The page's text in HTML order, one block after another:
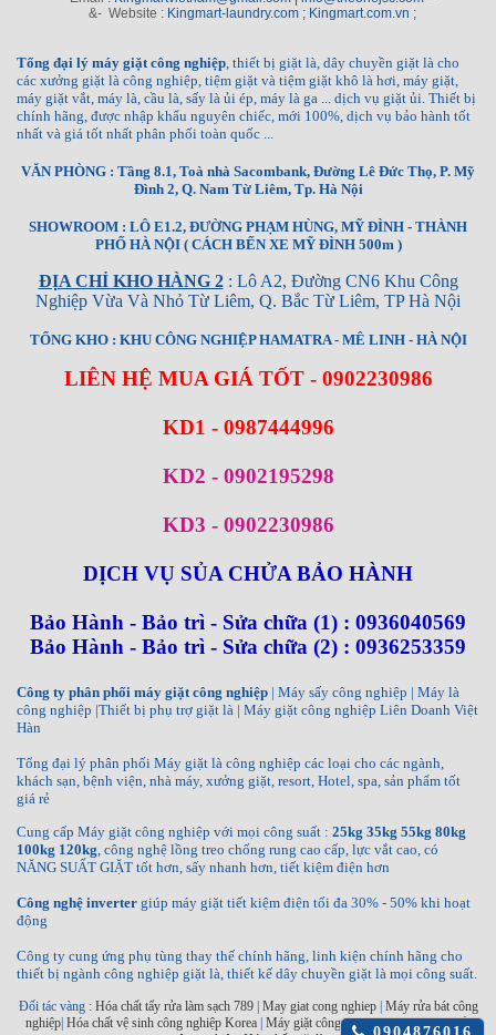
&- Website : Kingmart-laundry.com ; Kingmart.com.vn ;
Click
Tổng đại lý máy giặt công nghiệp, thiết bị giặt là, dây chuyền giặt là cho
các xưởng giặt là công nghiệp, tiệm giặt và tiệm giặt khô là hơi, máy giặt,
máy giặt vắt, máy là, cầu là, sấy là ủi ép, máy là ga ... dịch vụ giặt ủi. Thiết bị
chính hãng, được nhập khẩu nguyên chiếc, mới 100%, dịch vụ bảo hành tốt
nhất và giá tốt nhất phân phối toàn quốc ...
VĂN PHÒNG : Tầng 8.1, Toà nhà Sacombank, Đường Lê Đức Thọ, P. Mỹ
Đình 2, Q. Nam Từ Liêm, Tp. Hà Nội
SHOWROOM : LÔ E1.2, ĐƯỜNG PHẠM HÙNG, MỸ ĐÌNH - THÀNH
PHỐ HÀ NỘI ( CÁCH BẾN XE MỸ ĐÌNH 500m )
ĐỊA CHỈ KHO HÀNG 2: Lô A2, Đường CN6 Khu Công
Nghiệp Vừa Và Nhỏ Từ Liêm, Q. Bắc Từ Liêm, TP Hà Nội
TỔNG KHO : KHU CÔNG NGHIỆP HAMATRA - MÊ LINH - HÀ NỘI
LIÊN HỆ MUA GIÁ TỐT - 0902230986
KD1 - 0987444996
KD2 - 0902195298
KD3 - 0902230986
DỊCH VỤ SỦA CHỬA BẢO HÀNH
Bảo Hành - Bảo trì - Sửa chữa (1) : 0936040569
Bảo Hành - Bảo trì - Sửa chữa (2) : 0936253359
Công ty phân phối máy giặt công nghiệp | Máy sấy công nghiệp | Máy là
công nghiệp |Thiết bị phụ trợ giặt là | Máy giặt công nghiệp Liên Doanh Việt
Hàn
Tổng đại lý phân phối Máy giặt là công nghiệp các loại cho các ngành,
khách sạn, bệnh viện, nhà máy, xưởng giặt, resort, Hotel, spa, sản phẩm tốt
giá rẻ
Cung cấp Máy giặt công nghiệp với mọi công suất : 25kg 35kg 55kg 80kg
100kg 120kg , công nghệ lồng treo chống rung cao cấp, lực vắt cao, có
NĂNG SUẤT GIẶT tốt hơn, sấy nhanh hơn, tiết kiệm điện hơn
Công nghệ inverter giúp máy giặt tiết kiệm điện tối đa 30% - 50% khi hoạt
động
Công ty cung ứng phụ tùng thay thế chính hãng, linh kiện chính hãng cho
thiết bị ngành công nghiệp giặt là, thiết kế dây chuyền giặt là mọi công suất.
Đối tác vàng : Hóa chất tẩy rửa làm sạch 789| May giat cong nghiep| Máy rửa bát công
nghiệp| Hóa chất vệ sinh công nghiệp Korea|Máy giặt công nghiệp INKO|Máy sấy